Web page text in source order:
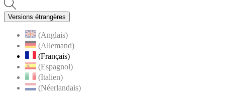
Versions étrangères
(Anglais)
(Allemand)
(Français)
(Espagnol)
(Italien)
(Néerlandais)